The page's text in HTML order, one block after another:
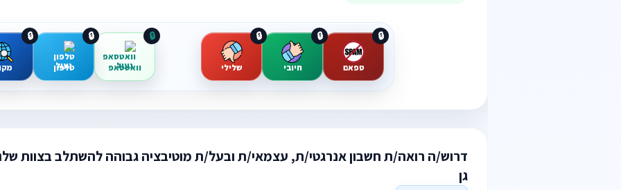
ספאם
🔒
חיובי
🔒
שלילי
🔒
וואטסאפ
🔒
טלפון
🔒
🔒
דרוש/ה רואה/ת חשבון אנרגטי/ת, עצמאי/ת ובעל/ת מוטיבציה גבוהה להשתלב בצוות
גן